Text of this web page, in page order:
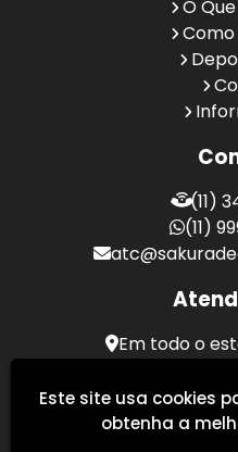
O
Como
(11)
(11)
Em todo o
Este site usa cookies
obtenha a